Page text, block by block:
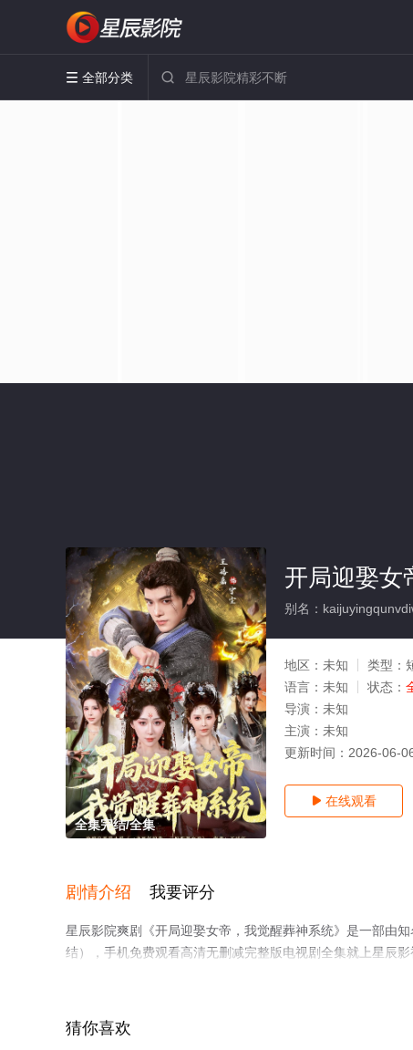
 全部分类 
全集完结/全集
开局迎娶女
别名：
地区： 未知 类型：
语言： 未知 状态：
导演： 未知
主演： 未知
更新时间： 2026-06-
 在线观看
剧情介绍 我要评分
星辰影院爽剧《开局迎娶女帝，我觉醒葬神系统》是一部由
结），手机免费观看高清无删减完整版电视剧全集就上星辰
猜你喜欢